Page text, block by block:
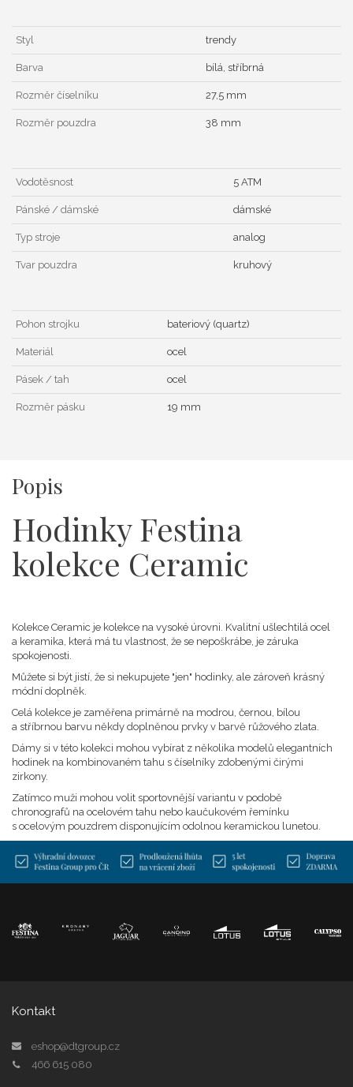
Styl trendy
Barva bílá, stříbrná
Rozměr číselníku 27,5 mm
Rozměr pouzdra 38 mm
Vodotěsnost 5 ATM
Pánské / dámské dámské
Typ stroje analog
Tvar pouzdra kruhový
Pohon strojku bateriový (quartz)
Materiál ocel
Pásek / tah ocel
Rozměr pásku 19 mm
Popis
Hodinky Festina
kolekce Ceramic
Kolekce Ceramic je kolekce na vysoké úrovni. Kvalitní ušlechtilá ocel
a keramika, která má tu vlastnost, že se nepoškrábe, je záruka
spokojenosti.
Můžete si být jistí, že si nekupujete "jen" hodinky, ale zároveň krásný
módní doplněk.
Celá kolekce je zaměřena primárně na modrou, černou, bílou
a stříbrnou barvu někdy doplněnou prvky v barvě růžového zlata.
Dámy si v této kolekci mohou vybírat z několika modelů elegantních
hodinek na kombinovaném tahu s číselníky zdobenými čirými
zirkony.
Zatímco muži mohou volit sportovnější variantu v podobě
chronografů na ocelovém tahu nebo kaučukovém řemínku
s ocelovým pouzdrem disponujícím odolnou keramickou lunetou.
Kontakt
eshop@dtgroup.cz
466 615 080